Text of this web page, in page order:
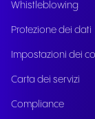
Whistleblowing
Protezione dei dati
Impostazioni dei
Carta dei servizi
Compliance